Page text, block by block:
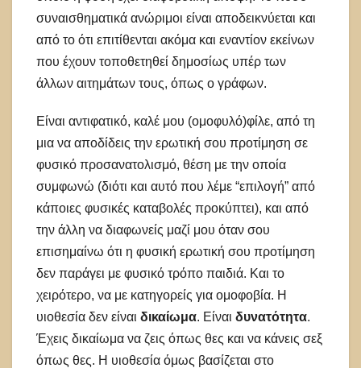
συναισθηματικά ανώριμοι είναι αποδεικνύεται και
από το ότι επιτίθενται ακόμα και εναντίον εκείνων
που έχουν τοποθετηθεί δημοσίως υπέρ των
άλλων αιτημάτων τους, όπως ο γράφων.
Είναι αντιφατικό, καλέ μου (ομοφυλό)φίλε, από τη
μια να αποδίδεις την ερωτική σου προτίμηση σε
φυσικό προσανατολισμό, θέση με την οποία
συμφωνώ (διότι και αυτό που λέμε “επιλογή” από
κάποιες φυσικές καταβολές προκύπτει), και από
την άλλη να διαφωνείς μαζί μου όταν σου
επισημαίνω ότι η φυσική ερωτική σου προτίμηση
δεν παράγει με φυσικό τρόπο παιδιά. Και το
χειρότερο, να με κατηγορείς για ομοφοβία. Η
υιοθεσία δεν είναι δικαίωμα. Είναι δυνατότητα.
Έχεις δικαίωμα να ζεις όπως θες και να κάνεις σεξ
όπως θες. Η υιοθεσία όμως βασίζεται στο